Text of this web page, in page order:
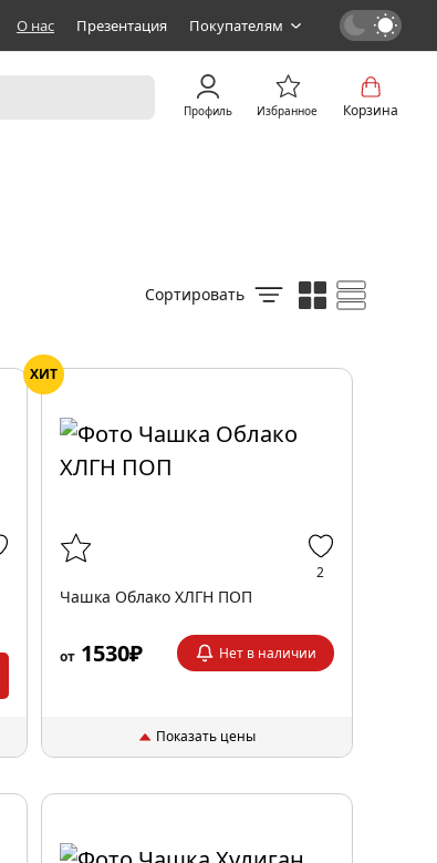
О нас Презентация Покупателям
Профиль Избранное Корзина
Сортировать
ХИТ
2
Чашка Облако XЛГН ПОП
от1530₽ Нет в наличии
Показать цены